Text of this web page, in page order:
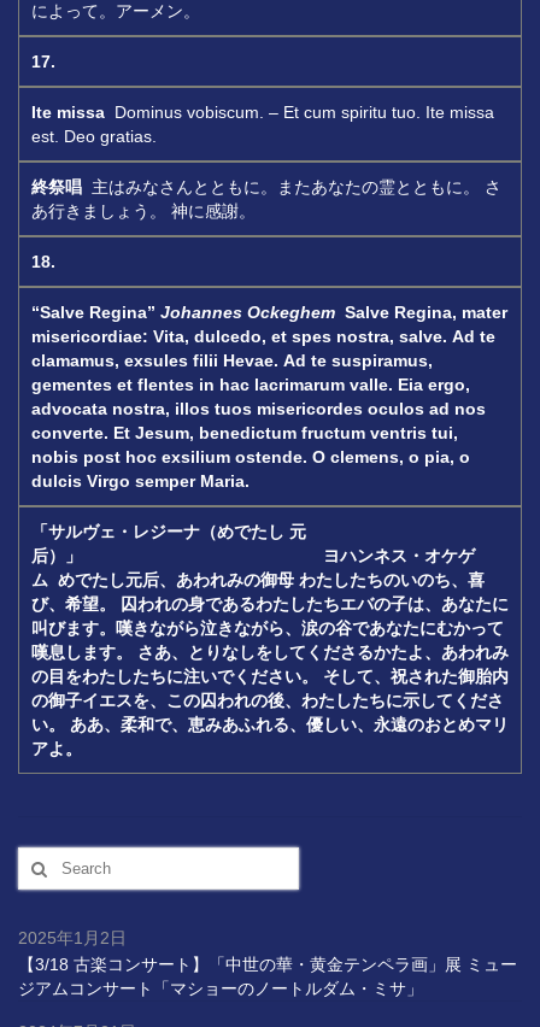
によって。アーメン。
17.
Ite missa Dominus vobiscum. – Et cum spiritu tuo. Ite missa
est. Deo gratias.
終祭唱 主はみなさんとともに。またあなたの霊とともに。 さ
あ行きましょう。 神に感謝。
18.
“Salve Regina” Johannes Ockeghem Salve Regina, mater
misericordiae: Vita, dulcedo, et spes nostra, salve. Ad te
clamamus, exsules filii Hevae. Ad te suspiramus,
gementes et flentes in hac lacrimarum valle. Eia ergo,
advocata nostra, illos tuos misericordes oculos ad nos
converte. Et Jesum, benedictum fructum ventris tui,
nobis post hoc exsilium ostende. O clemens, o pia, o
dulcis Virgo semper Maria.
「サルヴェ・レジーナ（めでたし 元
后）」
ヨハンネス・オケゲ
ム めでたし元后、あわれみの御母 わたしたちのいのち、喜
び、希望。
囚われの身であるわたしたちエバの子は、あなたに
叫びます。
嘆きながら泣きながら、涙の谷であなたにむかって
嘆息します。
さあ、とりなしをしてくださるかたよ、あわれみ
の目をわたしたちに注いでください。
そして、祝された御胎内
の御子イエスを、この囚われの後、わたしたちに示してくださ
い。
ああ、柔和で、恵みあふれる、優しい、永遠のおとめマリ
アよ。
Search
for:
【3/18 古楽コンサート】「中世の華・黄金テンペラ画」展 ミュー
ジアムコンサート「マショーのノートルダム・ミサ」
2025年1月2日